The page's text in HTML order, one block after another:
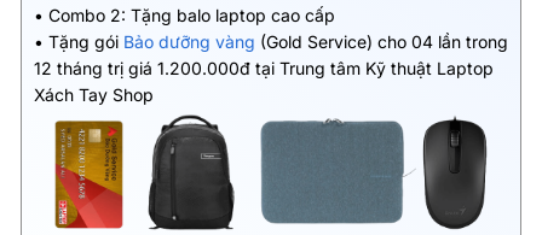
• Combo 2: Tặng balo laptop cao cấp
• Tặng gói Bảo dưỡng vàng (Gold Service) cho 04 lần trong
12 tháng trị giá 1.200.000đ tại Trung tâm Kỹ thuật Laptop
Xách Tay Shop